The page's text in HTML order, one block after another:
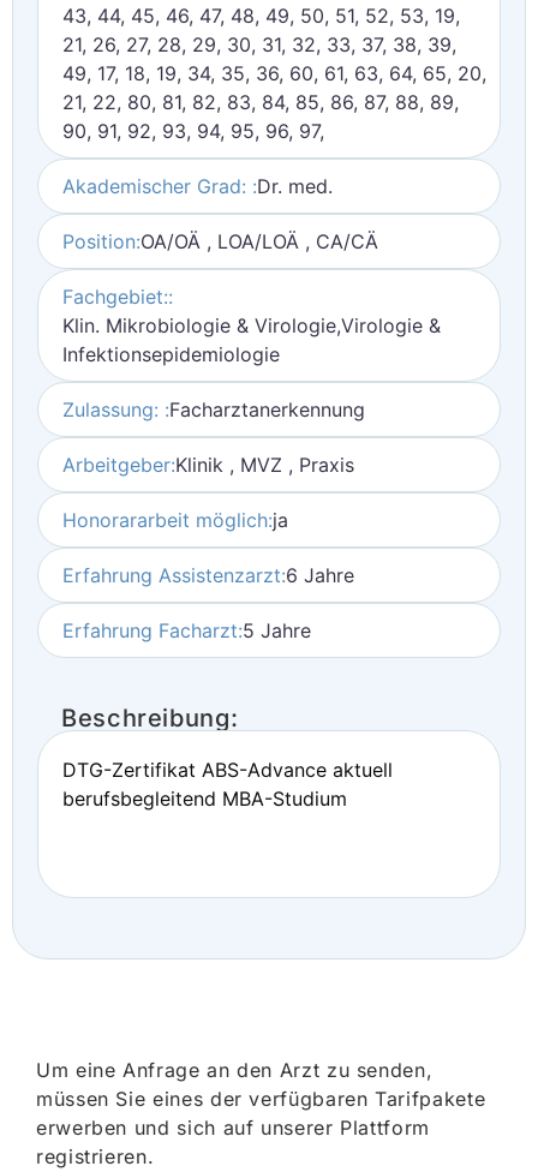
43, 44, 45, 46, 47, 48, 49, 50, 51, 52, 53, 19,
21, 26, 27, 28, 29, 30, 31, 32, 33, 37, 38, 39,
49, 17, 18, 19, 34, 35, 36, 60, 61, 63, 64, 65, 20,
21, 22, 80, 81, 82, 83, 84, 85, 86, 87, 88, 89,
90, 91, 92, 93, 94, 95, 96, 97,
Akademischer Grad: :Dr. med.
Position:OA/OÄ , LOA/LOÄ , CA/CÄ
Fachgebiet::
Klin. Mikrobiologie & Virologie,Virologie &
Infektionsepidemiologie
Zulassung: :Facharztanerkennung
Arbeitgeber:Klinik , MVZ , Praxis
Honorararbeit möglich:ja
Erfahrung Assistenzarzt:6 Jahre
Erfahrung Facharzt:5 Jahre
Beschreibung:
DTG-Zertifikat ABS-Advance aktuell
berufsbegleitend MBA-Studium
Um eine Anfrage an den Arzt zu senden,
müssen Sie eines der verfügbaren Tarifpakete
erwerben und sich auf unserer Plattform
registrieren.